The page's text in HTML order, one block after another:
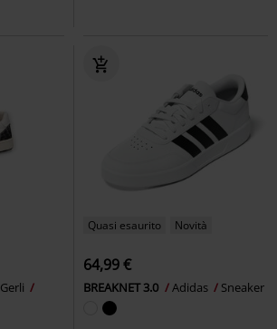
Quasi esaurito Novità
64,99 €
BREAKNET 3.0 Adidas Sneaker